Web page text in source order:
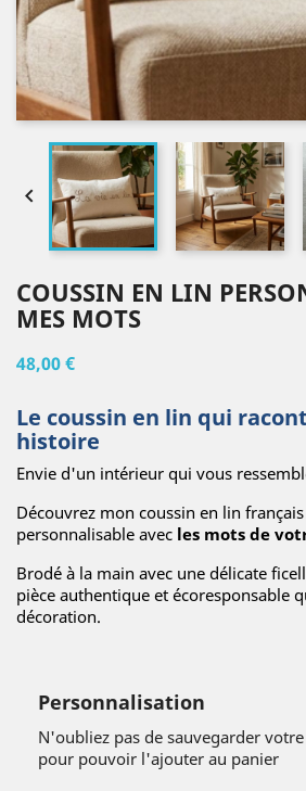

COUSSIN EN LIN
MES MOTS
48,00 €
Le coussin en lin qui
histoire
Envie d'un intérieur qui vous
Découvrez mon coussin en lin
personnalisable avec les mots de
Brodé à la main avec une délicate
pièce authentique et écoresponsable
décoration.
Personnalisation
N'oubliez pas de sauvegarder
pour pouvoir l'ajouter au panier